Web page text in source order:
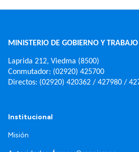
MINISTERIO DE GOBIERNO Y TRABAJO
Laprida 212, Viedma (8500)
Conmutador: (02920) 425700
Directos: (02920) 420362 / 427980 /
Institucional
Misión